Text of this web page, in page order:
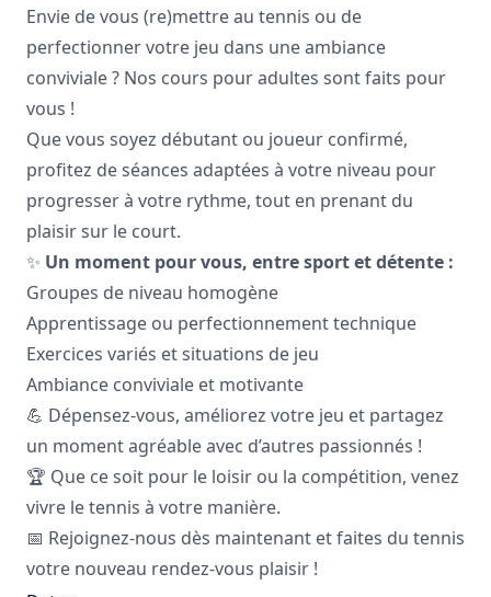
Envie de vous (re)mettre au tennis ou de
perfectionner votre jeu dans une ambiance
conviviale ? Nos cours pour adultes sont faits pour
vous !
Que vous soyez débutant ou joueur confirmé,
profitez de séances adaptées à votre niveau pour
progresser à votre rythme, tout en prenant du
plaisir sur le court.
✨ Un moment pour vous, entre sport et détente :
Groupes de niveau homogène
Apprentissage ou perfectionnement technique
Exercices variés et situations de jeu
Ambiance conviviale et motivante
💪 Dépensez-vous, améliorez votre jeu et partagez
un moment agréable avec d’autres passionnés !
🏆 Que ce soit pour le loisir ou la compétition, venez
vivre le tennis à votre manière.
📅 Rejoignez-nous dès maintenant et faites du tennis
votre nouveau rendez-vous plaisir !